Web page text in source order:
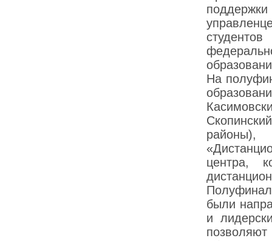
На
центра,
были
и